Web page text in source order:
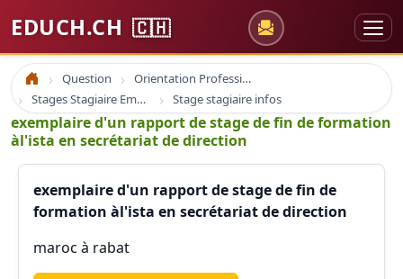
EDUCH.CH 🇨🇭
Accueil Question
Orientation Professionnelle
Stages Stagiaire Emploi
Stage stagiaire infos
exemplaire d'un rapport de stage de fin de formation
àl'ista en secrétariat de direction
exemplaire d'un rapport de stage de fin de
formation àl'ista en secrétariat de direction
maroc à rabat